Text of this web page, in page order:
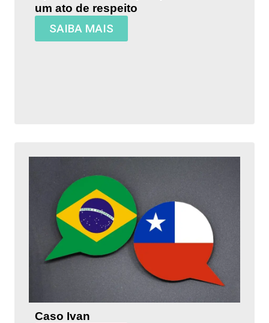
um ato de respeito
SAIBA MAIS
Caso Ivan